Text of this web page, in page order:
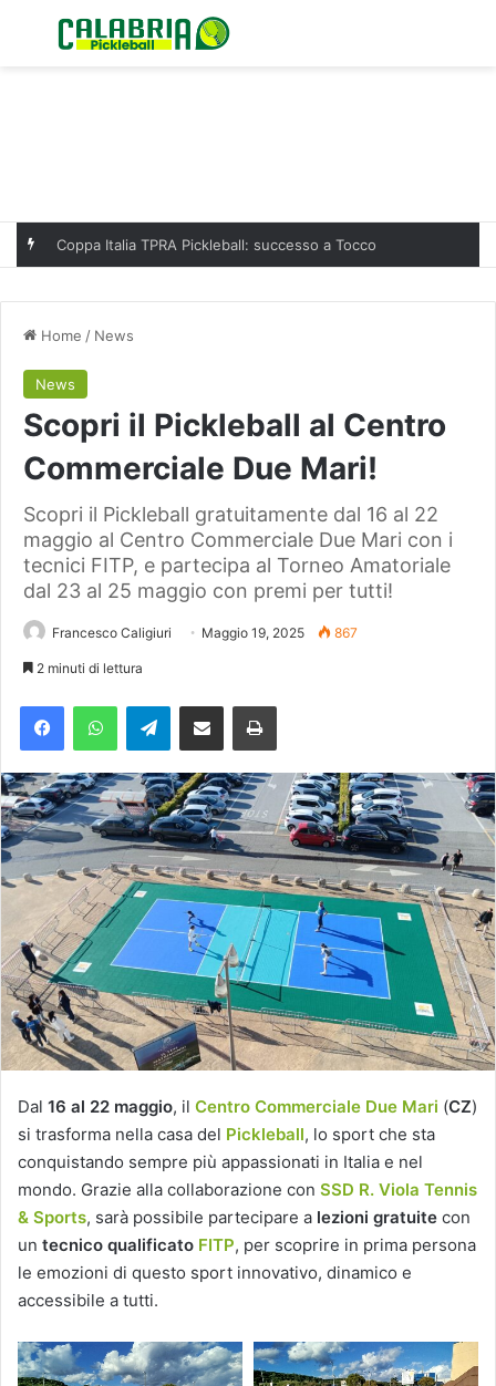
Menu
Coppa Italia TPRA Pickleball: successo a Tocco
Home / News
News
Scopri il Pickleball al Centro
Commerciale Due Mari!
Scopri il Pickleball gratuitamente dal 16 al 22
maggio al Centro Commerciale Due Mari con i
tecnici FITP, e partecipa al Torneo Amatoriale
dal 23 al 25 maggio con premi per tutti!
Francesco Caligiuri Maggio 19, 2025 867
2 minuti di lettura
Telegram
Dal 16 al 22 maggio, il Centro Commerciale Due Mari (CZ)
si trasforma nella casa del Pickleball, lo sport che sta
conquistando sempre più appassionati in Italia e nel
mondo. Grazie alla collaborazione con SSD R. Viola Tennis
& Sports, sarà possibile partecipare a lezioni gratuite con
un tecnico qualificato FITP, per scoprire in prima persona
le emozioni di questo sport innovativo, dinamico e
accessibile a tutti.